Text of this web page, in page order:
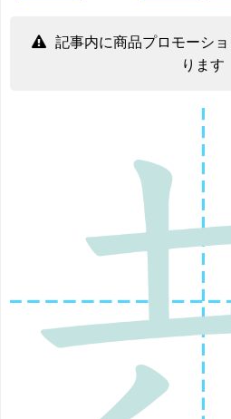
記事内に商品プロモーシ
ります